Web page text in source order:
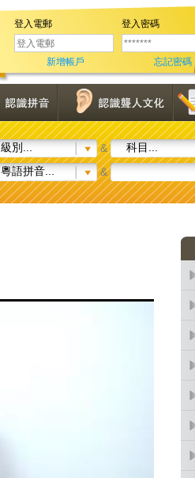
登入電郵 登入密碼
新增帳戶 忘記密碼
級別... & 科目...
粵語拼音... &